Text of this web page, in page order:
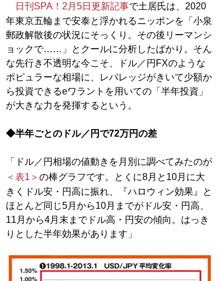
日刊SPA！2月5日更新記事で土居氏は、2020
年東京五輪まで安泰と浮かれるニッポンを「小泉
郵政解散後の状況にそっくり。その後リーマンシ
ョックで……」とクールに分析したばかり。そん
な先行き不透明な今こそ、ドル／円FXのような
ポピュラーな相場に、レバレッジがきいて少額か
ら投資できるeワラントを用いての「半年投資」
が大きな力を発揮するという。
◆半年ごとのドル／円で72万円の差
「ドル／円相場の値動きを月別に調べてみたのが
＜表1＞ の棒グラフです。とくに8月と10月に大
きくドル安・円高に振れ、『ハロウィン効果』と
ほとんど同じ5月から10月までがドル安・円高、
11月から4月末までドル高・円安の傾向。はっき
りとした半年効果があります」